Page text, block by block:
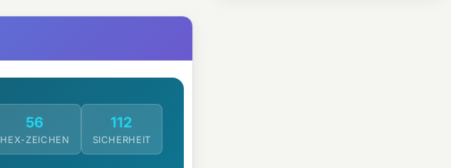
56
HEX-ZEICHEN
112
SICHERHEIT